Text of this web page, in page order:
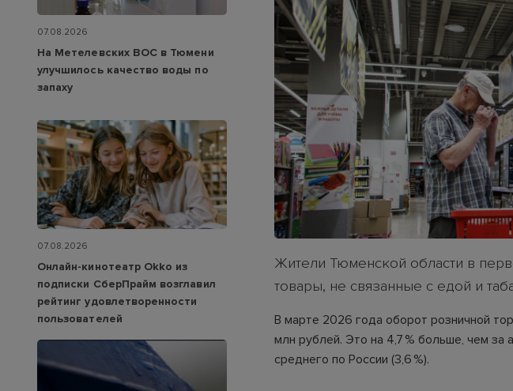
Жители Тюменской области в
товары, не связанные с едой и
В марте 2026 года оборот розничной
млн рублей. Это на 4,7 % больше, чем
среднего по России (3,6 %).
07.08.2026
На Метелевских ВОС в Тюмени
улучшилось качество воды по
запаху
07.08.2026
Онлайн-кинотеатр Okko из
подписки СберПрайм возглавил
рейтинг удовлетворенности
пользователей